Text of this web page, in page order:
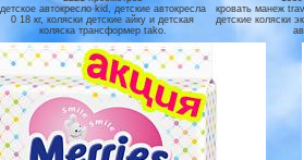
детское автокресло kid, детские автокресла
0 18 кг, коляски детские айку и детская
коляска трансформер tako.
кровать манеж
детские коляски